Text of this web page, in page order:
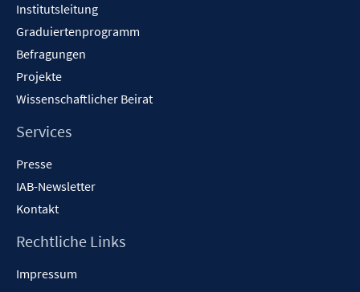
Institutsleitung
Graduiertenprogramm
Befragungen
Projekte
Wissenschaftlicher Beirat
Services
Presse
IAB-Newsletter
Kontakt
Rechtliche Links
Impressum